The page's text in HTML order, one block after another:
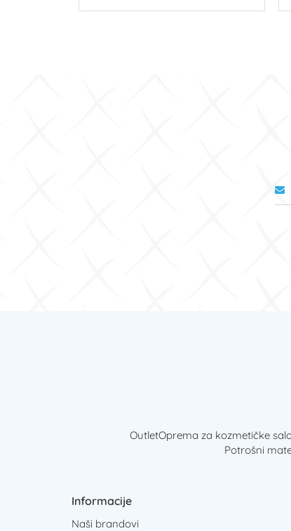
U košaricu
OutletOprema za kozmetičke
Potrošni
Informacije
Naši brandovi